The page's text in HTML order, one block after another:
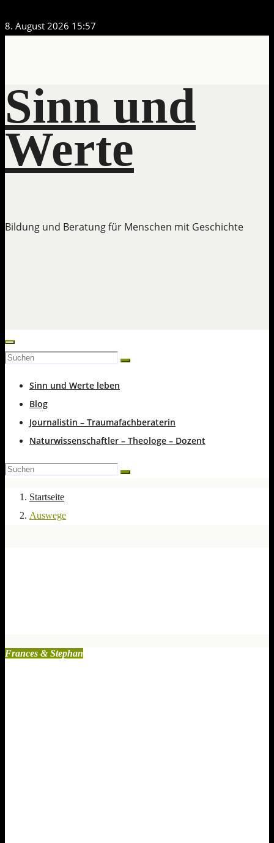
Zum
8. August 2026 15:57
Sinn und
Werte
Bildung und Beratung für Menschen mit Geschichte
Sinn und Werte leben
Blog
Journalistin – Traumafachberaterin
Naturwissenschaftler – Theologe – Dozent
Startseite
Auswege
Frances & Stephan